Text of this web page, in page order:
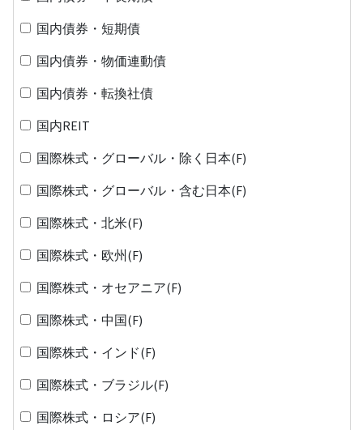
国内債券・短期債
国内債券・物価連動債
国内債券・転換社債
国内REIT
国際株式・グローバル・除く日本(F)
国際株式・グローバル・含む日本(F)
国際株式・北米(F)
国際株式・欧州(F)
国際株式・オセアニア(F)
国際株式・中国(F)
国際株式・インド(F)
国際株式・ブラジル(F)
国際株式・ロシア(F)